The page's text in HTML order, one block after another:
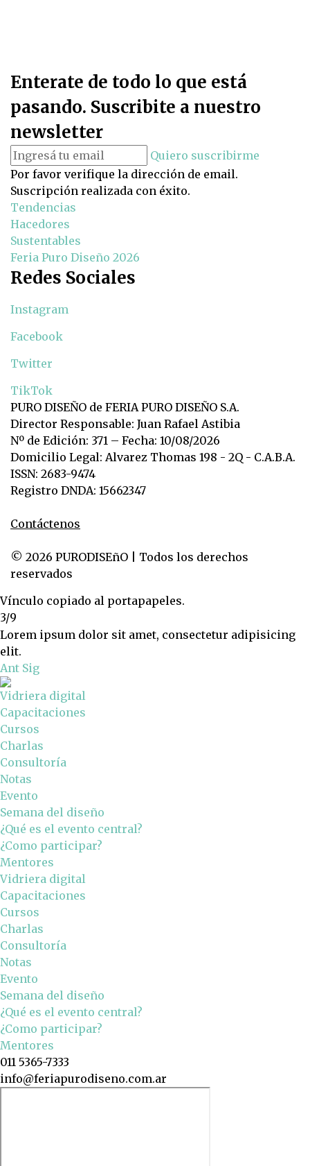
Enterate de todo lo que está
pasando. Suscribite a nuestro
newsletter
Quiero suscribirme
Por favor verifique la dirección de email.
Suscripción realizada con éxito.
Tendencias
Hacedores
Sustentables
Feria Puro Diseño 2026
Redes Sociales
Instagram
Facebook
Twitter
TikTok
PURO DISEÑO de FERIA PURO DISEÑO S.A.
Director Responsable: Juan Rafael Astibia
Nº de Edición: 371 – Fecha: 10/08/2026
Domicilio Legal: Alvarez Thomas 198 - 2Q - C.A.B.A.
ISSN: 2683-9474
Registro DNDA: 15662347
Contáctenos
© 2026 PURODISEñO | Todos los derechos
reservados
Vínculo copiado al portapapeles.
3/9
Lorem ipsum dolor sit amet, consectetur adipisicing
elit.
Ant Sig
Vidriera digital
Capacitaciones
Cursos
Charlas
Consultoría
Notas
Evento
Semana del diseño
¿Qué es el evento central?
¿Como participar?
Mentores
Vidriera digital
Capacitaciones
Cursos
Charlas
Consultoría
Notas
Evento
Semana del diseño
¿Qué es el evento central?
¿Como participar?
Mentores
011 5365-7333
info@feriapurodiseno.com.ar